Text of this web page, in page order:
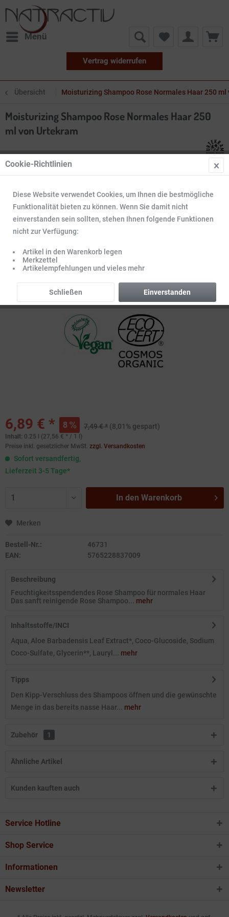
Menü
Vertrag widerrufen
Übersicht Moisturizing Shampoo Rose Normales Haar 250 ml
Moisturizing Shampoo Rose Normales Haar 250
ml von Urtekram
6,89 € * 8 7,49 € * (8,01% gespart)
Inhalt: 0.25 l (27,56 € * / 1 l)
Preise inkl. gesetzlicher MwSt. zzgl. Versandkosten
Sofort versandfertig,
Lieferzeit 3-5 Tage*
In den Warenkorb
Merken
Bestell-Nr.:
46731
EAN:
5765228837009
Beschreibung
Feuchtigkeitsspendendes Rose Shampoo für normales Haar
Das sanft reinigende Rose Shampoo... mehr
Inhaltsstoffe/INCI
Aqua, Aloe Barbadensis Leaf Extract*, Coco-Glucoside, Sodium
Coco-Sulfate, Glycerin**, Lauryl... mehr
Tipps
Den Kipp-Verschluss des Shampoos öffnen und die gewünschte
Menge in das bereits nasse Haar... mehr
Zubehör 1
Ähnliche Artikel
Kunden kauften auch
Service Hotline
Shop Service
Informationen
Newsletter
Cookie-Richtlinien
Diese Website verwendet Cookies, um Ihnen die bestmögliche
Funktionalität bieten zu können. Wenn Sie damit nicht
einverstanden sein sollten, stehen Ihnen folgende Funktionen
nicht zur Verfügung:
Artikel in den Warenkorb legen
Merkzettel
Artikelempfehlungen und vieles mehr
Einverstanden
Schließen